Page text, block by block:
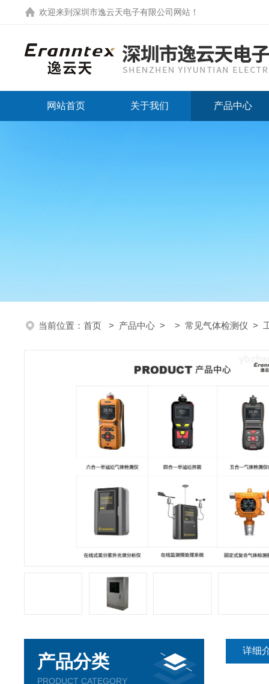
欢迎来到 深圳市逸云天电子有限公司网站 ！
网站首页 关于我们 产品中心
当前位置： 首页 > 产品中心 > > 常见气体检测仪 >
产品分类
PRODUCT CATEGORY
详细